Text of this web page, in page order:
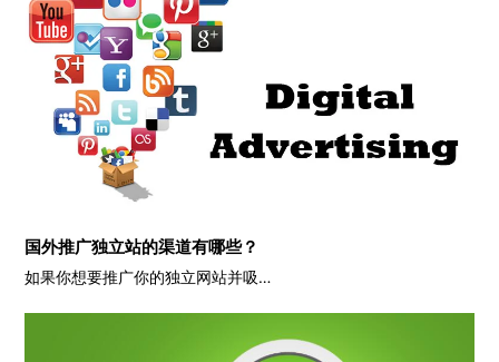
国外推广独立站的渠道有哪些？
如果你想要推广你的独立网站并吸…